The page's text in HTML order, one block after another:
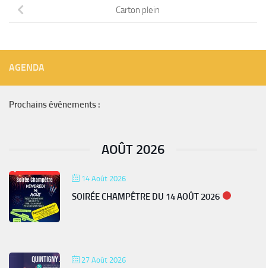
Carton plein
AGENDA
Prochains événements :
AOÛT 2026
14 Août 2026
SOIRÉE CHAMPÊTRE DU 14 AOÛT 2026
27 Août 2026